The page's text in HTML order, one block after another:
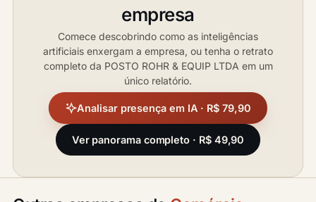
empresa
Comece descobrindo como as inteligências
artificiais enxergam a empresa, ou tenha o retrato
completo da POSTO ROHR & EQUIP LTDA em um
único relatório.
Analisar presença em IA · R$ 79,90
Ver panorama completo · R$ 49,90